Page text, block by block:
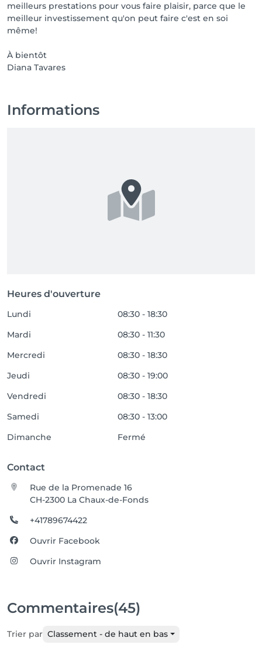
meilleurs prestations pour vous faire plaisir, parce que le
meilleur investissement qu'on peut faire c'est en soi
même!
À bientôt
Diana Tavares
Informations
Heures d'ouverture
Lundi
08:30 - 18:30
Mardi
08:30 - 11:30
Mercredi
08:30 - 18:30
Jeudi
08:30 - 19:00
Vendredi
08:30 - 18:30
Samedi
08:30 - 13:00
Dimanche
Fermé
Contact
Rue de la Promenade 16
CH-2300 La Chaux-de-Fonds
+41789674422
Ouvrir Facebook
Ouvrir Instagram
Commentaires(45)
Trier par Classement - de haut en bas